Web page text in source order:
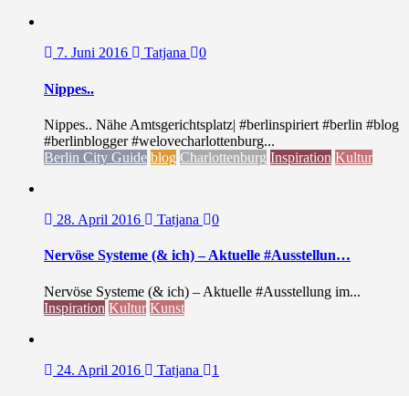
7. Juni 2016 Tatjana 0
Nippes..
Nippes.. Nähe Amtsgerichtsplatz| #berlinspiriert #berlin #blog
#berlinblogger #welovecharlottenburg...
Berlin City Guide blog Charlottenburg Inspiration Kultur
28. April 2016 Tatjana 0
Nervöse Systeme (& ich) – Aktuelle #Ausstellun…
Nervöse Systeme (& ich) – Aktuelle #Ausstellung im...
Inspiration Kultur Kunst
24. April 2016 Tatjana 1